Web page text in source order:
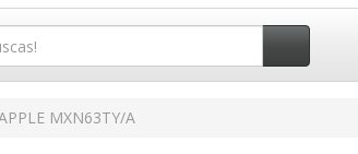
MXN63TY/A